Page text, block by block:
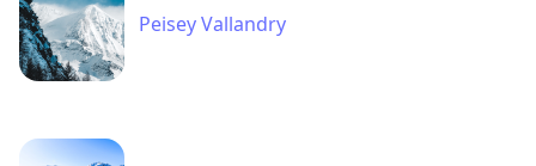
Peisey Vallandry